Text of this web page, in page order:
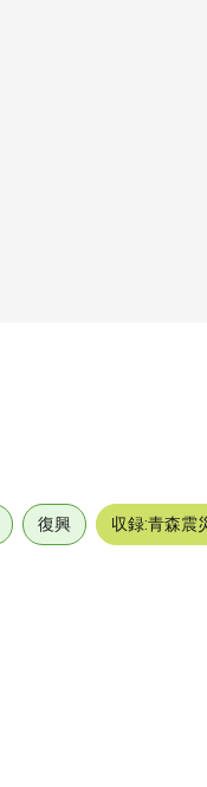
復興 収録:青森震